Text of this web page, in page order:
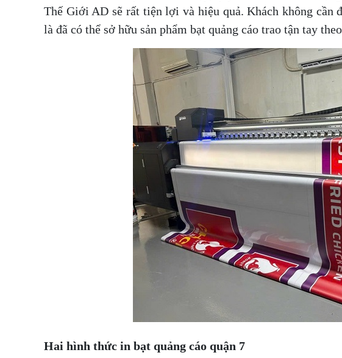
Thế Giới AD sẽ rất tiện lợi và hiệu quả. Khách không
là đã có thể sở hữu sản phẩm bạt quảng cáo trao tận tay
Hai hình thức in bạt quảng cáo quận 7